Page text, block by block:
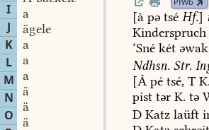
I
J
K
L
M
N
O
a
ägele
a
a
a
ä
ä
ä
PfWb
[à pə tsé Hf.]
Kinderspruch
‘Sné két
Ndhsn. Str.
[Â pé tsé, TK.
pist tər K. tə
D Katz laüft